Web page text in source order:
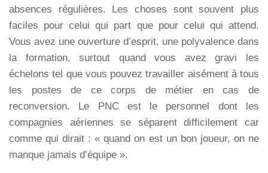
absences régulières. Les choses sont souvent plus
faciles pour celui qui part que pour celui qui attend.
Vous avez une ouverture d’esprit, une polyvalence dans
la formation, surtout quand vous avez gravi les
échelons tel que vous pouvez travailler aisément à tous
les postes de ce corps de métier en cas de
reconversion. Le PNC est le personnel dont les
compagnies aériennes se séparent difficilement car
comme qui dirait : « quand on est un bon joueur, on ne
manque jamais d’équipe ».